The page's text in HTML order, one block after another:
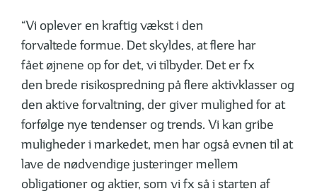
“Vi oplever en kraftig vækst i den
forvaltede formue. Det skyldes, at flere har
fået øjnene op for det, vi tilbyder. Det er fx
den brede risikospredning på flere aktivklasser og
den aktive forvaltning, der giver mulighed for at
forfølge nye tendenser og trends. Vi kan gribe
muligheder i markedet, men har også evnen til at
lave de nødvendige justeringer mellem
obligationer og aktier, som vi fx så i starten af